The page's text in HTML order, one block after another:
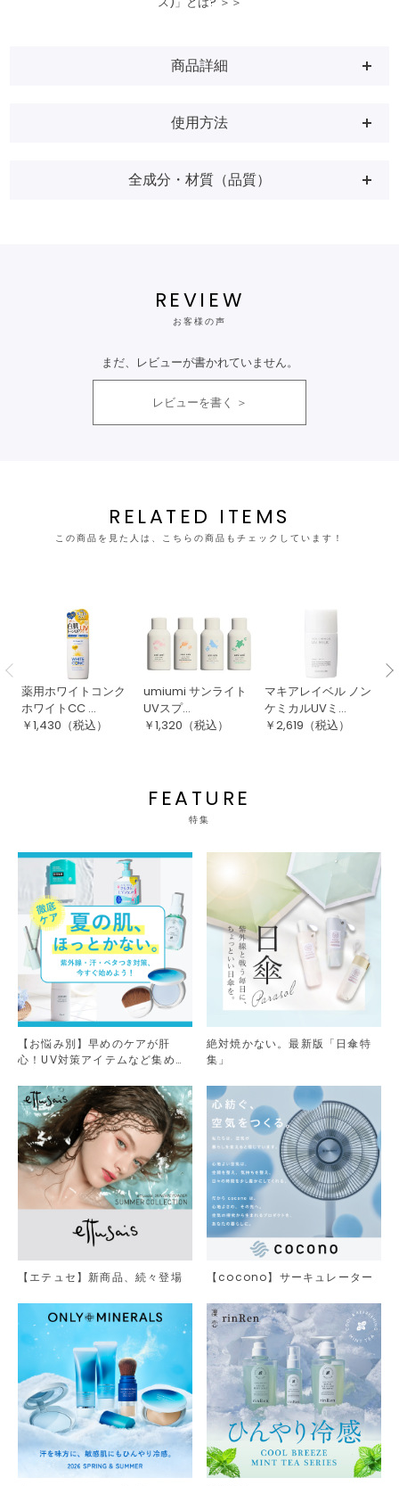
商品詳細
使用方法
全成分・材質（品質）
REVIEW
お客様の声
まだ、レビューが書かれていません。
レビューを書く
RELATED ITEMS
この商品を見た人は、こちらの商品もチェックしています！
薬用ホワイトコンク
ホワイトCC ...
￥1,430 （税込）
umiumi サンライト
UVスプ...
￥1,320 （税込）
マキアレイベル ノン
ケミカルUVミ...
￥2,619 （税込）
FEATURE
特集
【お悩み別】早めのケアが肝
心！UV対策アイテムなど集めま
絶対焼かない。最新版「日傘特
集」
【エテュセ】新商品、続々登場 【cocono】サーキュレーター